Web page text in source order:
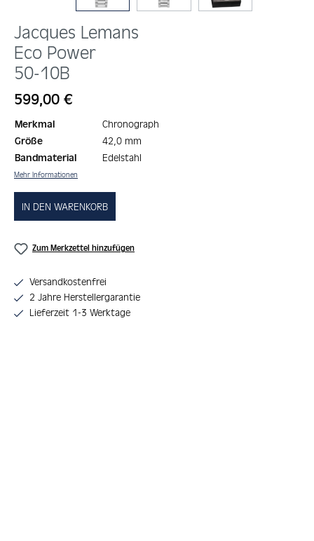
Jacques Lemans
Eco Power
50-10B
Regulärer Preis:
599,00 €
Merkmal
Chronograph
Größe
42,0 mm
Bandmaterial
Edelstahl
Mehr Informationen
IN DEN WARENKORB
Zum Merkzettel hinzufügen
Versandkostenfrei
2 Jahre Herstellergarantie
Lieferzeit 1-3 Werktage